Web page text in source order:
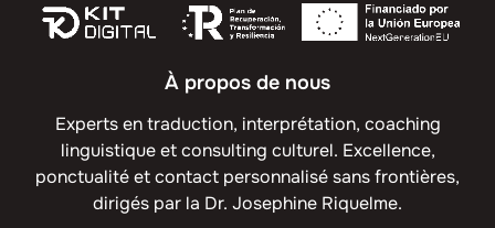
À propos de nous
Experts en traduction, interprétation, coaching
linguistique et consulting culturel. Excellence,
ponctualité et contact personnalisé sans frontières,
dirigés par la Dr. Josephine Riquelme.